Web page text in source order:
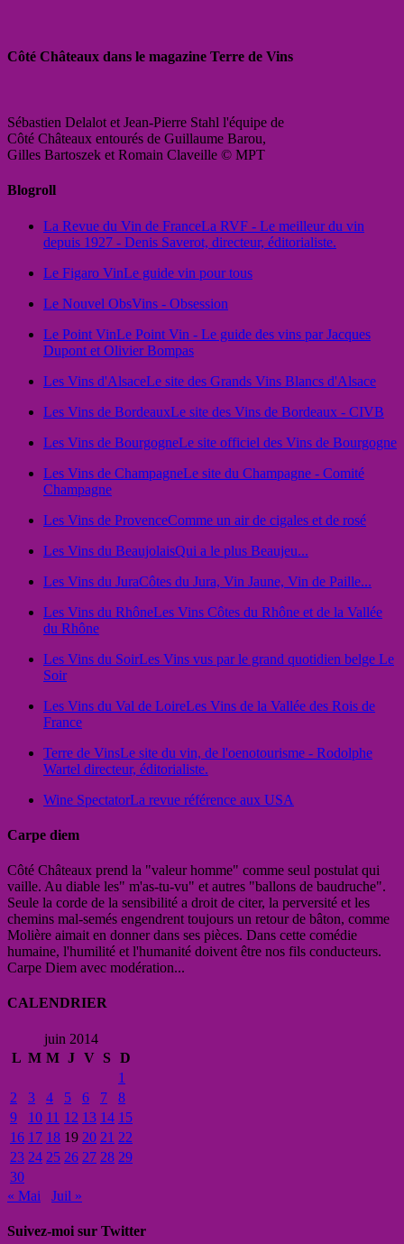
Côté Châteaux dans le magazine Terre de Vins
Sébastien Delalot et Jean-Pierre Stahl l'équipe de
Côté Châteaux entourés de Guillaume Barou,
Gilles Bartoszek et Romain Claveille © MPT
Blogroll
La Revue du Vin de FranceLa RVF - Le meilleur du vin
depuis 1927 - Denis Saverot, directeur, éditorialiste.
Le Figaro VinLe guide vin pour tous
Le Nouvel ObsVins - Obsession
Le Point VinLe Point Vin - Le guide des vins par Jacques
Dupont et Olivier Bompas
Les Vins d'AlsaceLe site des Grands Vins Blancs d'Alsace
Les Vins de BordeauxLe site des Vins de Bordeaux - CIVB
Les Vins de BourgogneLe site officiel des Vins de Bourgogne
Les Vins de ChampagneLe site du Champagne - Comité
Champagne
Les Vins de ProvenceComme un air de cigales et de rosé
Les Vins du BeaujolaisQui a le plus Beaujeu...
Les Vins du JuraCôtes du Jura, Vin Jaune, Vin de Paille...
Les Vins du RhôneLes Vins Côtes du Rhône et de la Vallée
du Rhône
Les Vins du SoirLes Vins vus par le grand quotidien belge Le
Soir
Les Vins du Val de LoireLes Vins de la Vallée des Rois de
France
Terre de VinsLe site du vin, de l'oenotourisme - Rodolphe
Wartel directeur, éditorialiste.
Wine SpectatorLa revue référence aux USA
Carpe diem
Côté Châteaux prend la "valeur homme" comme seul postulat qui
vaille. Au diable les" m'as-tu-vu" et autres "ballons de baudruche".
Seule la corde de la sensibilité a droit de citer, la perversité et les
chemins mal-semés engendrent toujours un retour de bâton, comme
Molière aimait en donner dans ses pièces. Dans cette comédie
humaine, l'humilité et l'humanité doivent être nos fils conducteurs.
Carpe Diem avec modération...
CALENDRIER
juin 2014
L M M J V S D
1
2
3 4 5 6 7
8
9
10 11 12 13 14 15
16 17 18 19 20 21 22
23 24 25 26 27 28 29
30
« Mai
Juil »
Suivez-moi sur Twitter